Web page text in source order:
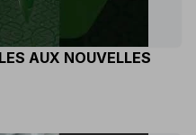
AUX NOUVELLES